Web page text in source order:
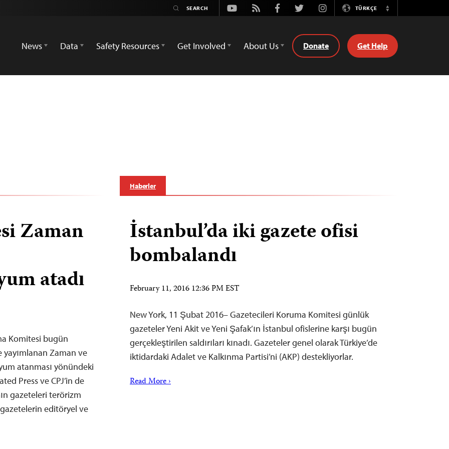
Youtube
Rss FacebookTwitterInstagramTÜRKÇE
Switch
News
Data Safety Resources Get Involved About Us Donate Get Help
Zaman
atadı
Komitesi bugün
yayımlanan Zaman ve
atanması yönündeki
Press ve CPJ’in de
gazeteleri terörizm
editöryel ve
Haberler
İstanbul’da iki gazete ofisi
bombalandı
February 11, 2016 12:36 PM EST
New York, 11 Şubat 2016– Gazetecileri Koruma Komitesi günlük
gazeteler Yeni Akit ve Yeni Şafak’ın İstanbul ofislerine karşı bugün
gerçekleştirilen saldırıları kınadı. Gazeteler genel olarak Türkiye’de
iktidardaki Adalet ve Kalkınma Partisi’ni (AKP) destekliyorlar.
Read More ›